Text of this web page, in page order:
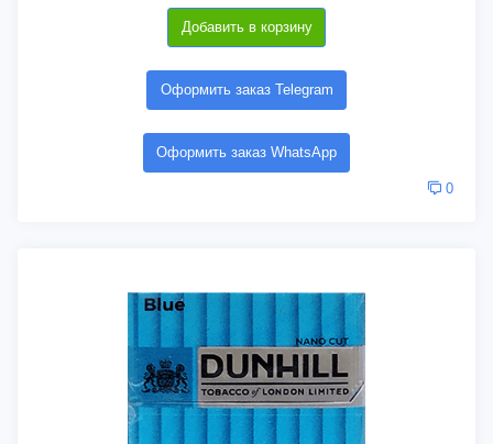
Добавить в корзину
Оформить заказ Telegram
Оформить заказ WhatsApp
0